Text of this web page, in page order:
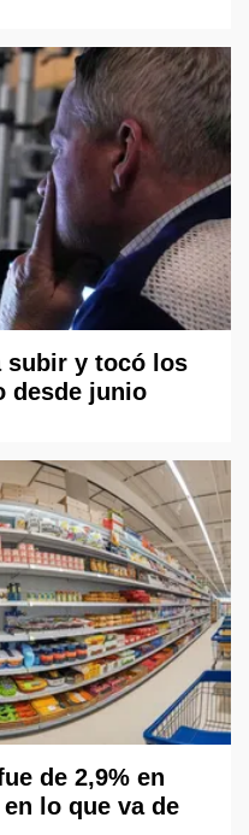
subir y tocó los
desde junio
de 2,9% en
lo que va de